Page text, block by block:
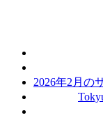
2026年2月の